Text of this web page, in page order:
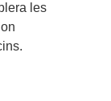
les